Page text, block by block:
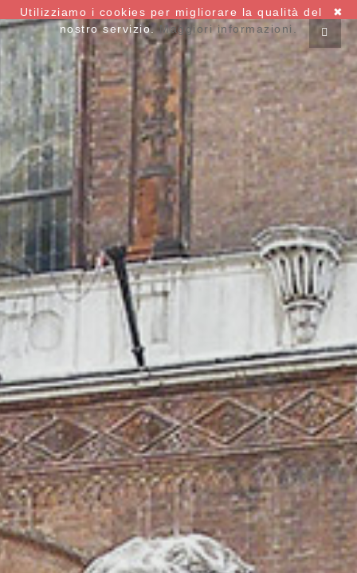
✖
Utilizziamo i cookies per migliorare la qualità del
nostro servizio. Maggiori informazioni.